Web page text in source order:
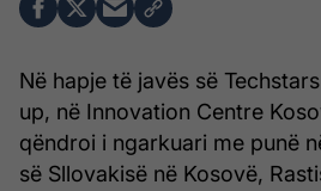
Në hapje të javës së
up, në Innovation Centre
qëndroi i ngarkuari me punë
së Sllovakisë në Kosovë,